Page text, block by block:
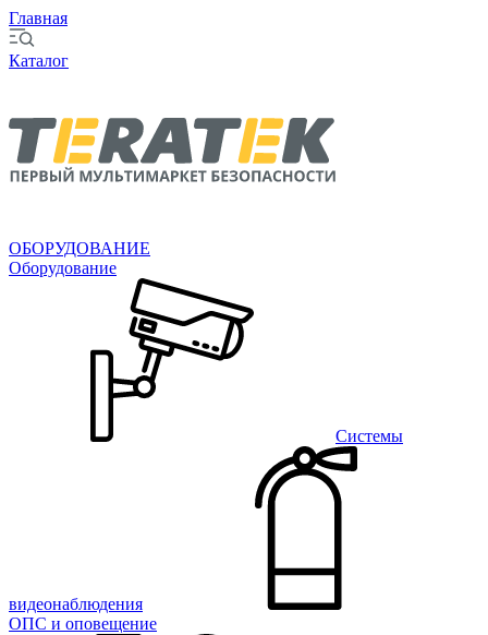
Главная
Каталог
ОБОРУДОВАНИЕ
Оборудование
Системы
видеонаблюдения
ОПС и оповещение